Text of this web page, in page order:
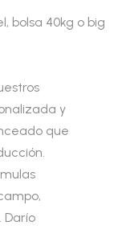
bolsa 40kg o big
y
que
Darío